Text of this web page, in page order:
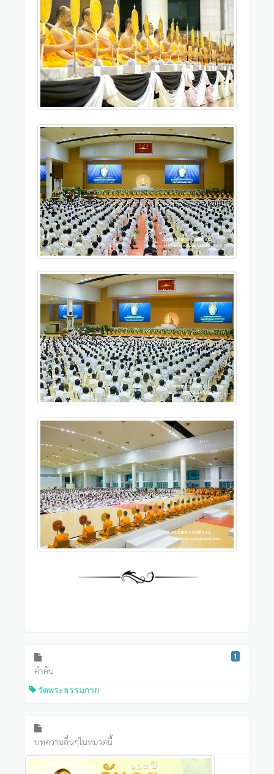
คำค้น
1
วัดพระธรรมกาย
บทความอื่นๆในหมวดนี้